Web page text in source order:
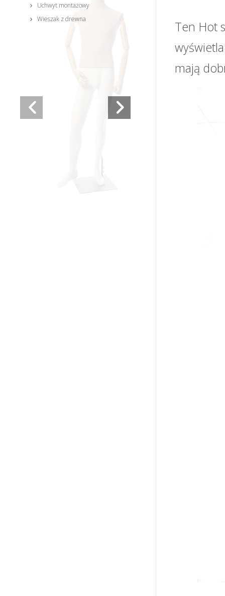
Uchwyt montażowy
Wieszak z drewna
Ten Hot
mają